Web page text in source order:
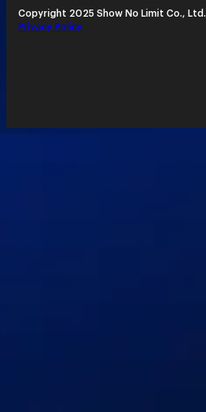
Copyright 2025 Show No Limit Co., Ltd.
Privacy Policy